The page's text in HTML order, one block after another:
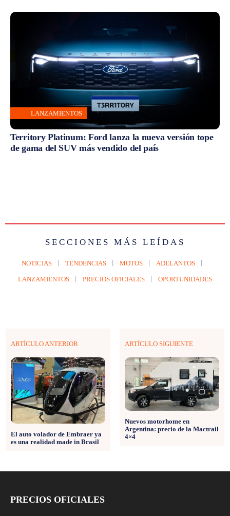
LANZAMIENTOS
Territory Platinum: Ford lanza la nueva versión tope
de gama del SUV más vendido del país
SECCIONES MÁS LEÍDAS
NOTICIAS TENDENCIAS MOTOS ADELANTOS
LANZAMIENTOS PRECIOS OFICIALES OPORTUNIDADES
ARTÍCULO ANTERIOR
El auto volador de Embraer ya
es una realidad made in Brasil
ARTÍCULO SIGUIENTE
Nuevos motorhome en
Argentina: precio de la Mactrail
4×4
PRECIOS OFICIALES